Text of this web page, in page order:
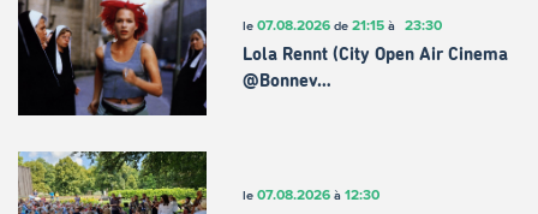
le 07.08.2026de 21:15à 23:30
Lola Rennt (City Open Air Cinema
@Bonnev…
le 07.08.2026à 12:30